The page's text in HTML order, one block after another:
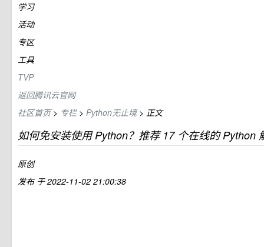
学习
活动
专区
工具
TVP
返回腾讯云官网
社区首页> 专栏 > Python无止境 > 正文
如何免安装使用 Python？推荐 17 个在线的 Python
原创
发布 于2022-11-02 21:00:38